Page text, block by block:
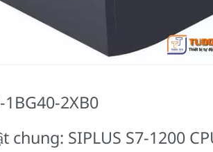
2XB0
chung: SIPLUS S7-1200